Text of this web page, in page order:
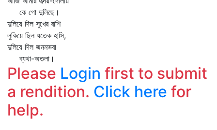
কে গো দুলিছে।
দুলিয়ে দিল সুখের রাশি
লুকিয়ে ছিল যতেক হাসি,
দুলিয়ে দিল জনমভরা
ব্যথা-অতলা।
Please Login first to submit
a rendition. Click here for
help.